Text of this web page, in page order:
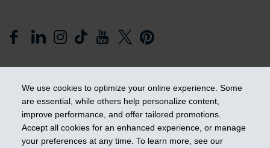
We use cookies to optimize your online experience. Some
are essential, while others help personalize content,
improve performance, and offer tailored promotions.
Accept all cookies for an enhanced experience, or manage
your preferences at any time. To learn more, see our
Prendre les devants